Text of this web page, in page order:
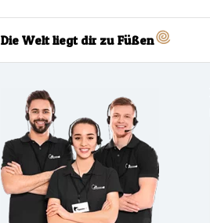
Die Welt liegt dir zu Füßen